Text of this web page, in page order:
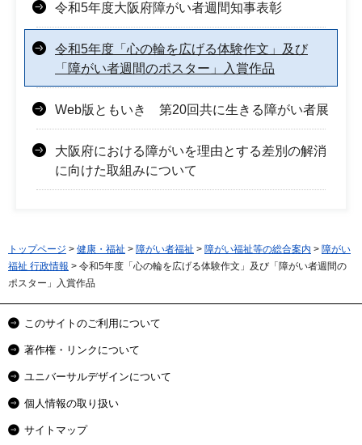
令和5年度大阪府障がい者週間知事表彰
令和5年度「心の輪を広げる体験作文」及び
「障がい者週間のポスター」入賞作品
Web版ともいき 第20回共に生きる障がい者展
大阪府における障がいを理由とする差別の解消
に向けた取組みについて
トップページ > 健康・福祉 > 障がい者福祉 > 障がい福祉等の総合案内 > 障がい
福祉 行政情報 > 令和5年度「心の輪を広げる体験作文」及び「障がい者週間の
ポスター」入賞作品
このサイトのご利用について
著作権・リンクについて
ユニバーサルデザインについて
個人情報の取り扱い
サイトマップ